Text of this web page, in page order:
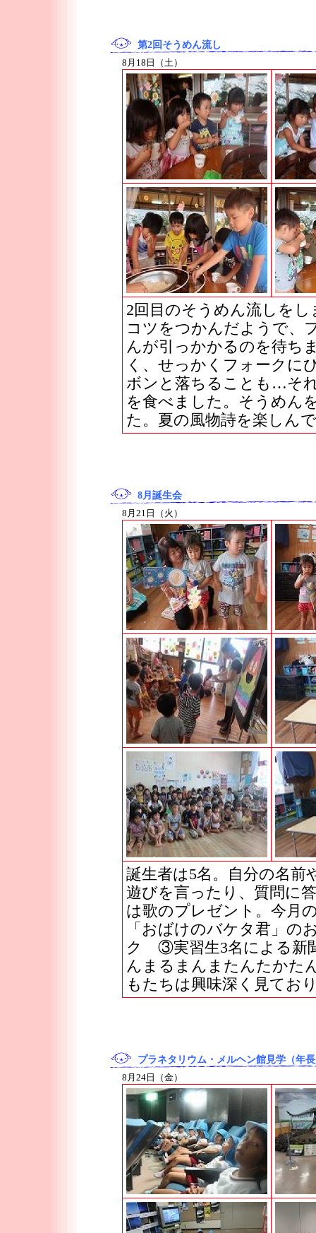
第2回そうめん流し
8月18日（土）
2回目のそうめん流しを
コツをつかんだようで、
んが引っかかるのを待ち
く、せっかくフォークに
ボンと落ちることも…そ
を食べました。そうめん
た。夏の風物詩を楽しん
8月誕生会
8月21日（火）
誕生者は5名。自分の名前
遊びを言ったり、質問に
は歌のプレゼント。今月
「おばけのバケタ君」
ク ③実習生3名による
んまるまんまたんたかた
もたちは興味深く見てお
プラネタリウム・メルヘン館見学（年
8月24日（金）